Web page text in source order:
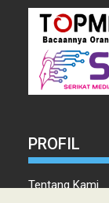
PROFIL
Tentang Kami